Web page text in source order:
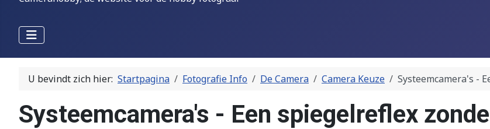
U bevindt zich hier: Startpagina Fotografie Info De Camera Camera Keuze Systeemcamera's -
Systeemcamera's - Een spiegelreflex